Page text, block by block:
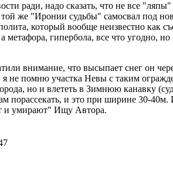
ради, надо сказать, что не все
той же "Иронии судьбы" самосвал под
который вообще неизвестно как
метафора, гипербола, все что угодно, но
внимание, что высыпает снег он
я не помню участка Невы с таким
но и влететь в Зимнюю канавку
порассекать, и это при ширине 30-
и умирают" Ищу Автора.